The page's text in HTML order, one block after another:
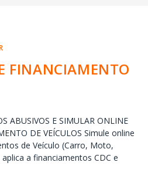
FINANCIAMENTO
ABUSIVOS E SIMULAR ONLINE
DE VEÍCULOS Simule online
de Veículo (Carro, Moto,
a financiamentos CDC e